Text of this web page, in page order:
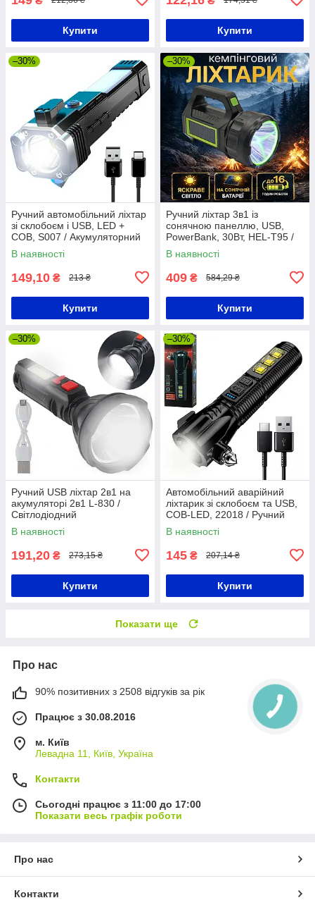
Купити Купити
–30%
Ручний автомобільний ліхтар
зі склобоєм і USB, LED +
COB, S007 / Акумуляторний
аварійний ліхтар з
повербанком
В наявності
149,10 ₴ 213 ₴
Купити
–30%
Ручний ліхтар 3в1 із
сонячною панеллю, USB,
PowerBank, 30Вт, HEL-T95 /
Акумуляторна лампа /
Кемпінговий ліхтарик
В наявності
409 ₴ 584,29 ₴
Купити
–30%
Ручний USB ліхтар 2в1 на
акумуляторі 2в1 L-830 /
Світлодіодний
акумуляторний ліхтарик-
лампа
В наявності
191,20 ₴ 273,15 ₴
Купити
–30%
Автомобільний аварійний
ліхтарик зі склобоєм та USB,
COB-LED, 22018 / Ручний
ліхтар для розбивання скла
В наявності
145 ₴ 207,14 ₴
Купити
Показати ще
Про нас
90% позитивних з 2508 відгуків за рік
Працює з 30.08.2016
м. Київ
Левадна 11, Київ, Україна
Контакти
Сьогодні працює з 11:00 до 17:00
Показати весь графік роботи
Про нас
Контакти